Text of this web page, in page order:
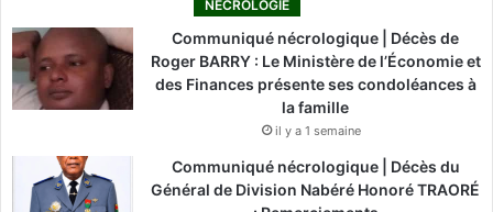
NÉCROLOGIE
Communiqué nécrologique | Décès de
Roger BARRY : Le Ministère de l’Économie et
des Finances présente ses condoléances à
la famille
il y a 1 semaine
Communiqué nécrologique | Décès du
Général de Division Nabéré Honoré TRAORÉ